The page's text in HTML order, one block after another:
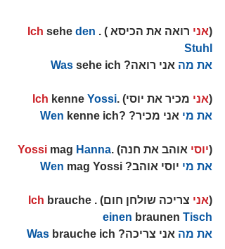
(אני רואה את הכיסא ) . Ich sehe den
Stuhl
את מה אני רואה? Was sehe ich
(אני מכיר את יוסי) . Ich kenne Yossi
את מי אני מכיר? ? Wen kenne ich
(יוסי אוהב את חנה) . Yossi mag Hanna
את מי יוסי אוהב? Wen mag Yossi
(אני צריכה שולחן חום) . Ich brauche
einen braunen Tisch
את מה אני צריכה? Was brauche ich